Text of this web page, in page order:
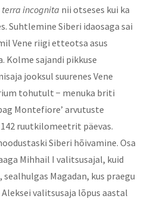
terra incognita nii otseses kui ka
Suhtlemine Siberi idaosaga sai
Vene riigi etteotsa asus
Kolme sajandi pikkuse
jooksul suurenes Vene
tohutult − menuka briti
Montefiore’ arvutuste
ruutkilomeetrit päevas.
Siberi hõivamine. Osa
Mihhail I valitsusajal, kuid
Magadan, kus praegu
valitsusaja lõpus aastal